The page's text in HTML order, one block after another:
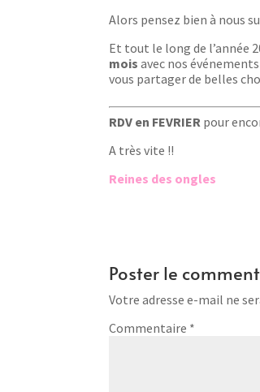
Alors pensez bien à nous
Et tout le long de l’année
mois avec nos
vous partager de belles
RDV en FEVRIER pour
A très vite !!
Reines des ongles
Poster le
Votre adresse e-mail ne
Commentaire *